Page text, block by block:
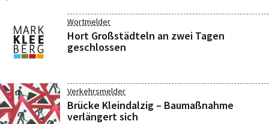
Wortmelder
Hort Großstädteln an zwei Tagen
geschlossen
Verkehrsmelder
Brücke Kleindalzig – Baumaßnahme
verlängert sich